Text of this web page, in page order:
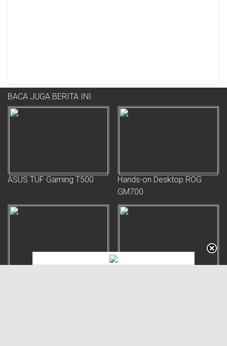
BACA JUGA BERITA INI
ASUS TUF Gaming T500
Hands-on Desktop ROG
GM700